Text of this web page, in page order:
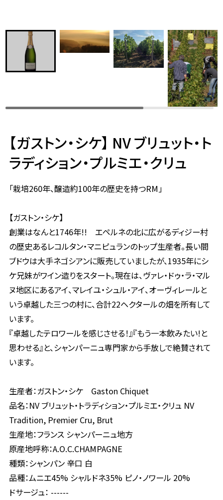
【ガストン・シケ】 NV ブリュット・ト
ラディション・プルミエ・クリュ
「栽培260年、醸造約100年の歴史を持つRM」
【ガストン・シケ】
創業はなんと1746年!! エペルネの北に広がるディジー村
の歴史あるレコルタン・マニピュランのトップ生産者。長い間
ブドウは大手ネゴシアンに販売していましたが、1935年にシ
ケ兄妹がワイン造りをスタート。現在は、ヴァレ・ドゥ・ラ・マル
ヌ地区にあるアイ、マレイユ・シュル・アイ、オーヴィレールと
いう卓越した三つの村に、合計22ヘクタールの畑を所有して
います。
『卓越したテロワールを感じさせる！』『もう一本飲みたい!と
思わせる』と、シャンパーニュ専門家から手放しで絶賛されて
います。
生産者：ガストン・シケ Gaston Chiquet
品名：NV ブリュット・トラディション・プルミエ・クリュ NV
Tradition, Premier Cru, Brut
生産地：フランス シャンパーニュ地方
原産地呼称：A.O.C.CHAMPAGNE
種類：シャンパン 辛口 白
品種：ムニエ45% シャルドネ35% ピノ・ノワール 20%
ドサージュ： ------